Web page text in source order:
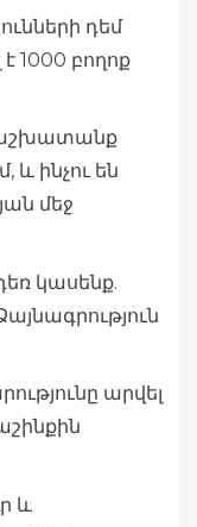
դեմ
1000 բողոք
աշխատանք
ինչու են
մեջ
կասենք.
արվել
և